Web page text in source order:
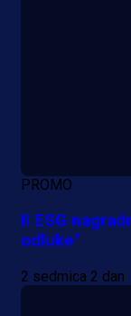
PROMO
II ESG
odluke"
2 sedmica 2 dan